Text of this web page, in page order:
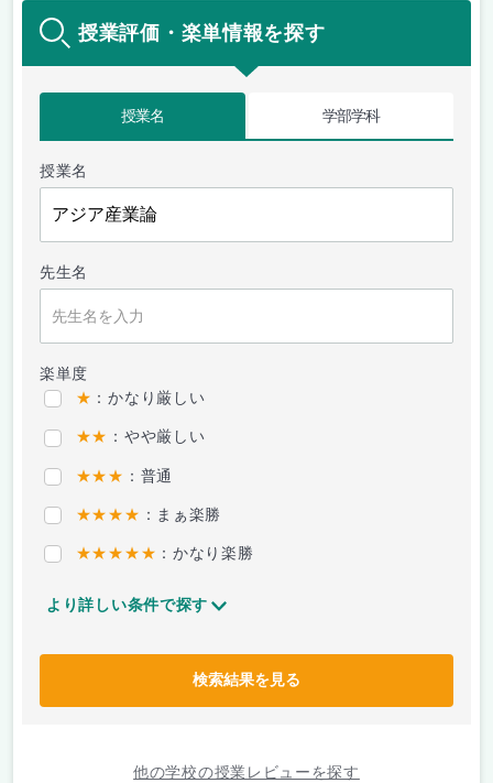
授業評価・楽単情報を探す
授業名 学部学科
授業名
先生名
楽単度
★ ：かなり厳しい
★★ ：やや厳しい
★★★ ：普通
★★★★ ：まぁ楽勝
★★★★★ ：かなり楽勝
より詳しい条件で探す
検索結果を見る
他の学校の授業レビューを探す